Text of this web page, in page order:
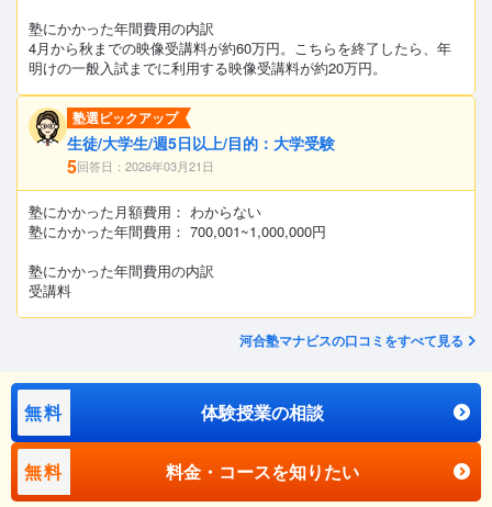
塾にかかった年間費用の内訳
4月から秋までの映像受講料が約60万円。こちらを終了したら、年
明けの一般入試までに利用する映像受講料が約20万円。
塾選ピックアップ
生徒/大学生/週5日以上/目的：大学受験
5回答日：2026年03月21日
塾にかかった月額費用： わからない
塾にかかった年間費用： 700,001~1,000,000円
塾にかかった年間費用の内訳
受講料
河合塾マナビスの口コミをすべて見る
無料 体験授業の相談
無料 料金・コースを知りたい